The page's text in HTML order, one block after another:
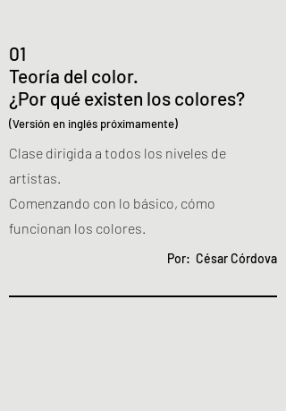
01
Teoría del color.
¿Por qué existen los colores?
(Versión en inglés próximamente)
Clase dirigida a todos los niveles de
artistas.
Comenzando con lo básico, cómo
funcionan los colores.
Por: César Córdova